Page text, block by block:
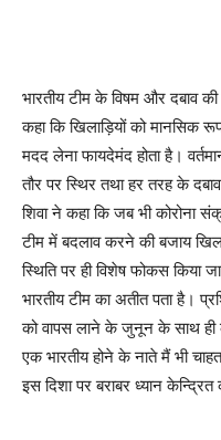
भारतीय टीम के विषम और दबाव
कहा कि खिलाड़ियों को मानसिक
मदद लेना फायदेमंद होता है।
तौर पर स्थिर तथा हर तरह के
शिवा ने कहा कि जब भी कोरोना
टीम में बदलाव करने की बजाय
स्थिति पर ही विशेष फोकस किया
भारतीय टीम का अतीत पता है।
को वापस लाने के जुनून के साथ ही
एक भारतीय होने के नाते मैं भी
इस दिशा पर बराबर ध्यान केन्द्रित